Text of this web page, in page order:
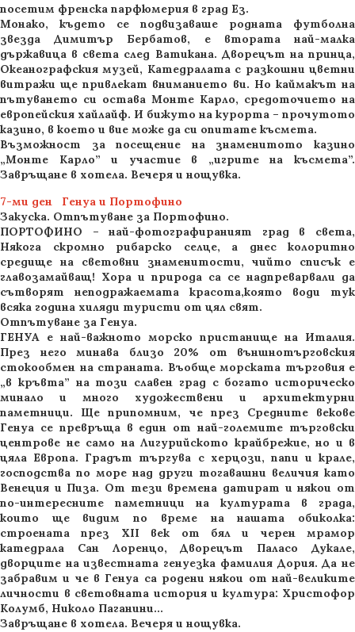
посетим френска парфюмерия в град Ез.
Монако, където се подвизаваше родната футболна
звезда Димитър Бербатов, е втората най-малка
държавица в света след Ватикана. Дворецът на принца,
Океанографския музей, Катедралата с разкошни цветни
витражи ще привлекат вниманието ви. Но каймакът на
пътуването си остава Монте Карло, средоточието на
европейския хайлайф. И бижуто на курорта – прочутото
казино, в което и вие може да си опитате късмета.
Възможност за посещение на знаменитото казино
„Монте Карло” и участие в „игрите на късмета”.
Завръщане в хотела. Вечеря и нощувка.
7-ми ден Генуа и Портофино
Закуска. Отпътуване за Портофино.
ПОРТОФИНО – най-фотографираният град в света,
Някога скромно рибарско селце, а днес колоритно
средище на световни знаменитости, чийто списък е
главозамайващ! Хора и природа са се надпреварвали да
сътворят неподражаемата красота,която води тук
всяка година хиляди туристи от цял свят.
Отпътуване за Генуа.
ГЕНУА е най-важното морско пристанище на Италия.
През него минава близо 20% от външнотърговския
стокообмен на страната. Въобще морската търговия е
„в кръвта” на този славен град с богато историческо
минало и много художествени и архитектурни
паметници. Ще припомним, че през Средните векове
Генуа се превръща в един от най-големите търговски
центрове не само на Лигурийското крайбрежие, но и в
цяла Европа. Градът търгува с херцози, папи и крале,
господства по море над други тогавашни величия като
Венеция и Пиза. От тези времена датират и някои от
по-интересните паметници на културата в града,
които ще видим по време на нашата обиколка:
строената през ХІІ век от бял и черен мрамор
катедрала Сан Лоренцо, Дворецът Паласо Дукале,
дворците на известната генуезка фамилия Дория. Да не
забравим и че в Генуа са родени някои от най-великите
личности в световната история и култура: Христофор
Колумб, Николо Паганини...
Завръщане в хотела. Вечеря и нощувка.